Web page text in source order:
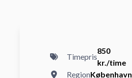
Timepris
850
kr./time
RegionKøbenhavn